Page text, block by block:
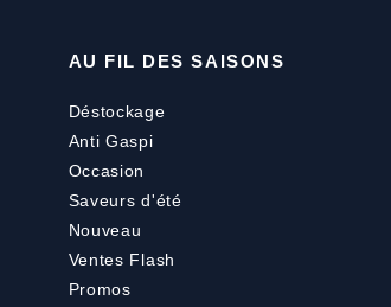
AU FIL DES SAISONS
Déstockage
Anti Gaspi
Occasion
Saveurs d'été
Nouveau
Ventes Flash
Promos